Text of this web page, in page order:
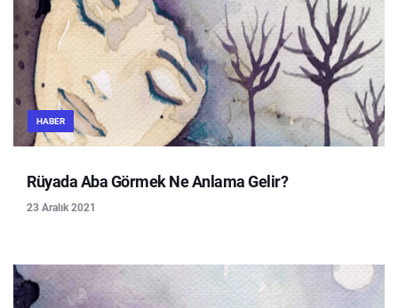
HABER
Rüyada Aba Görmek Ne Anlama Gelir?
23 Aralık 2021